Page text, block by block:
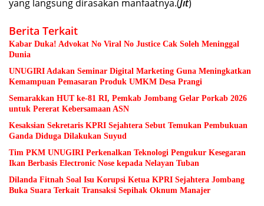
yang langsung dirasakan manfaatnya.(Jit)
Berita Terkait
Kabar Duka! Advokat No Viral No Justice Cak Soleh Meninggal
Dunia
UNUGIRI Adakan Seminar Digital Marketing Guna Meningkatkan
Kemampuan Pemasaran Produk UMKM Desa Prangi
Semarakkan HUT ke-81 RI, Pemkab Jombang Gelar Porkab 2026
untuk Pererat Kebersamaan ASN
Kesaksian Sekretaris KPRI Sejahtera Sebut Temukan Pembukuan
Ganda Diduga Dilakukan Suyud
Tim PKM UNUGIRI Perkenalkan Teknologi Pengukur Kesegaran
Ikan Berbasis Electronic Nose kepada Nelayan Tuban
Dilanda Fitnah Soal Isu Korupsi Ketua KPRI Sejahtera Jombang
Buka Suara Terkait Transaksi Sepihak Oknum Manajer